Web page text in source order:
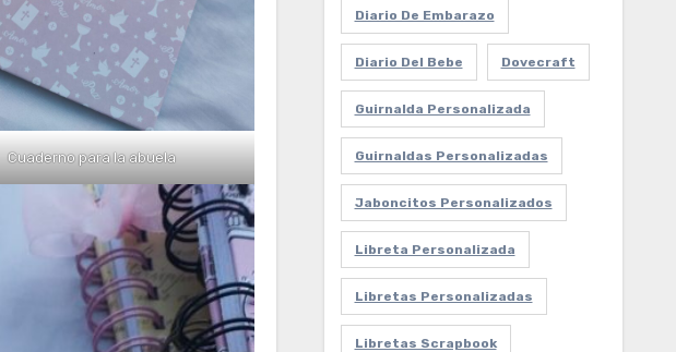
Cuaderno para la abuela
Diario De Embarazo
Diario Del Bebe Dovecraft
Guirnalda Personalizada
Guirnaldas Personalizadas
Jaboncitos Personalizados
Libreta Personalizada
Libretas Personalizadas
Libretas Scrapbook